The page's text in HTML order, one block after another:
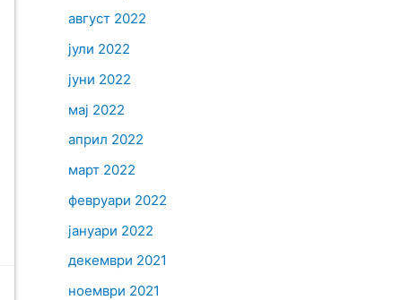
август 2022
јули 2022
јуни 2022
мај 2022
април 2022
март 2022
февруари 2022
јануари 2022
декември 2021
ноември 2021